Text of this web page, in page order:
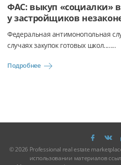
ФАС: выкуп «социалки»
у застройщиков
Федеральная антимонопольная
случаях закупок готовых школ.......
Подробнее
© 2026 Professional real estate
использовании материалов